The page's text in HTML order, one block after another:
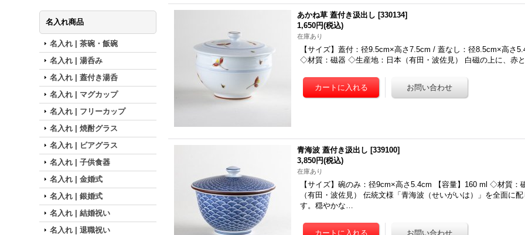
名入れ商品
名入れ | 茶碗・飯碗
名入れ | 湯呑み
名入れ | 蓋付き湯呑
名入れ | マグカップ
名入れ | フリーカップ
名入れ | 焼酎グラス
名入れ | ビアグラス
名入れ | 子供食器
名入れ | 金婚式
名入れ | 銀婚式
名入れ | 結婚祝い
名入れ | 退職祝い
あかね草 蓋付き汲出し [330134]
1,650円(税込)
在庫あり
【サイズ】蓋付：径9.5cm×高さ7.5cm / 蓋なし：径8.5cm×高さ
◇材質：磁器 ◇生産地：日本（有田・波佐見） 白磁の上に、赤
青海波 蓋付き汲出し [339100]
3,850円(税込)
在庫あり
【サイズ】碗のみ：径9cm×高さ5.4cm 【容量】160 ml ◇材質
（有田・波佐見） 伝統文様「青海波（せいがいは）」を全面に
す。穏やかな…